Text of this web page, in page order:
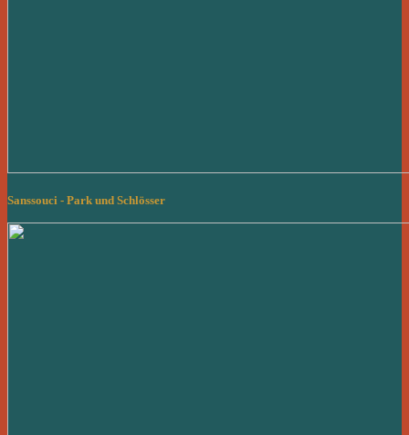
Sanssouci - Park und Schlösser